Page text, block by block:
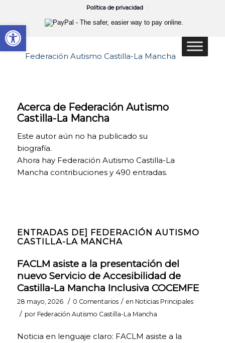
Política de privacidad
Acerca de Federación Autismo
Castilla-La Mancha
Este autor aún no ha publicado su
biografía.
Ahora hay Federación Autismo Castilla-La
Mancha contribuciones y 490 entradas.
ENTRADAS DE] FEDERACIÓN AUTISMO
CASTILLA-LA MANCHA
FACLM asiste a la presentación del
nuevo Servicio de Accesibilidad de
Castilla-La Mancha Inclusiva COCEMFE
28 mayo, 2026 / 0 Comentarios / en Noticias Principales
/ por Federación Autismo Castilla-La Mancha
Noticia en lenguaje claro: FACLM asiste a la
Abrir barra de herramientas